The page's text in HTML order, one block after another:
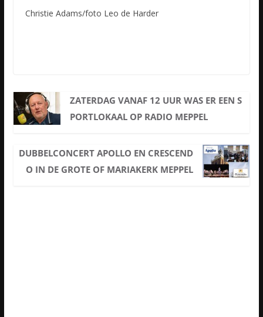
Christie Adams/foto Leo de Harder
ZATERDAG VANAF 12 UUR WAS ER EEN S
PORTLOKAAL OP RADIO MEPPEL
DUBBELCONCERT APOLLO EN CRESCEND
O IN DE GROTE OF MARIAKERK MEPPEL